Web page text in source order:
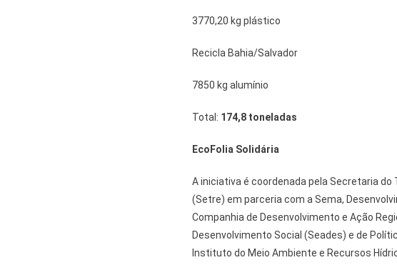
3770,20 kg plástico
Recicla Bahia/Salvador
7850 kg alumínio
Total: 174,8 toneladas
EcoFolia Solidária
A iniciativa é coordenada pela Secretaria do
(Setre) em parceria com a Sema,
Companhia de Desenvolvimento e Ação
Desenvolvimento Social (Seades) e de
Instituto do Meio Ambiente e Recursos